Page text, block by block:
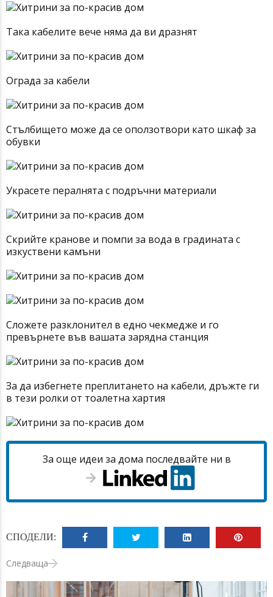
Така кабелите вече няма да ви дразнят
Ограда за кабели
Стълбището може да се оползотвори като шкаф за
обувки
Украсете пералнята с подръчни материали
Скрийте кранове и помпи за вода в градината с
изкуствени камъни
Сложете разклонител в едно чекмедже и го
превърнете във вашата зарядна станция
За да избегнете преплитането на кабели, дръжте ги
в тези ролки от тоалетна хартия
За още идеи за дома последвайте ни в
СПОДЕЛИ:
Следваща